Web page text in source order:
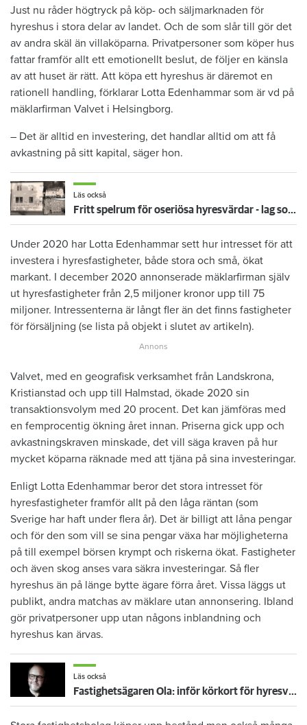
Just nu råder högtryck på köp- och säljmarknaden för
hyreshus i stora delar av landet. Och de som slår till gör det
av andra skäl än villaköparna. Privatpersoner som köper hus
fattar framför allt ett emotionellt beslut, de följer en känsla
av att huset är rätt. Att köpa ett hyreshus är däremot en
rationell handling, förklarar Lotta Edenhammar som är vd på
mäklarfirman Valvet i Helsingborg.
– Det är alltid en investering, det handlar alltid om att få
avkastning på sitt kapital, säger hon.
Läs också
Fritt spelrum för oseriösa hyresvärdar - lag som stoppar köp har slopats
Under 2020 har Lotta Edenhammar sett hur intresset för att
investera i hyresfastigheter, både stora och små, ökat
markant. I december 2020 annonserade mäklarfirman själv
ut hyresfastigheter från 2,5 miljoner kronor upp till 75
miljoner. Intressenterna är långt fler än det finns fastigheter
för försäljning (se lista på objekt i slutet av artikeln).
Valvet, med en geografisk verksamhet från Landskrona,
Kristianstad och upp till Halmstad, ökade 2020 sin
transaktionsvolym med 20 procent. Det kan jämföras med
en femprocentig ökning året innan. Priserna gick upp och
avkastningskraven minskade, det vill säga kraven på hur
mycket köparna räknade med att tjäna på sina investeringar.
Enligt Lotta Edenhammar beror det stora intresset för
hyresfastigheter framför allt på den låga räntan (som
Sverige har haft under flera år). Det är billigt att låna pengar
och för den som vill se sina pengar växa har möjligheterna
på till exempel börsen krympt och riskerna ökat. Fastigheter
och även skog anses vara säkra investeringar. Så fler
hyreshus än på länge bytte ägare förra året. Vissa läggs ut
publikt, andra matchas av mäklare utan annonsering. Ibland
gör privatpersoner upp utan någons inblandning och
hyreshus kan ärvas.
Läs också
Fastighetsägaren Ola: inför körkort för hyresvärdar